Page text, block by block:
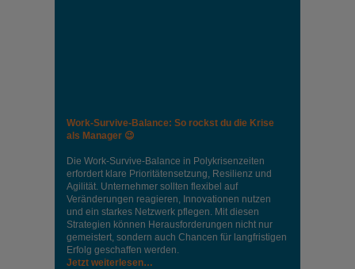
Work-Survive-Balance: So rockst du die Krise
als Manager 😉
Die Work-Survive-Balance in Polykrisenzeiten
erfordert klare Prioritätensetzung, Resilienz und
Agilität. Unternehmer sollten flexibel auf
Veränderungen reagieren, Innovationen nutzen
und ein starkes Netzwerk pflegen. Mit diesen
Strategien können Herausforderungen nicht nur
gemeistert, sondern auch Chancen für langfristigen
Erfolg geschaffen werden.
Jetzt weiterlesen…